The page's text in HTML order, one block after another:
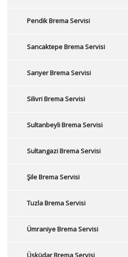
Pendik Brema Servisi
Sancaktepe Brema Servisi
Sarıyer Brema Servisi
Silivri Brema Servisi
Sultanbeyli Brema Servisi
Sultangazi Brema Servisi
Şile Brema Servisi
Tuzla Brema Servisi
Ümraniye Brema Servisi
Üsküdar Brema Servisi